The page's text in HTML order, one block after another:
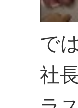
で
社